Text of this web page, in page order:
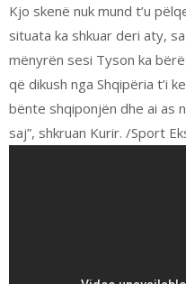
Kjo skenë nuk mund t’u
situata ka shkuar deri aty,
mënyrën sesi Tyson ka
që dikush nga Shqipëria t’i
bënte shqiponjën dhe ai as
saj”, shkruan Kurir. /Sport